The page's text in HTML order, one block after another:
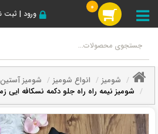
ورود | ثبت
0
شومیز انواع شومیز
شومیز آستین
شومیز نیمه راه راه جلو دکمه نسکافه ایی